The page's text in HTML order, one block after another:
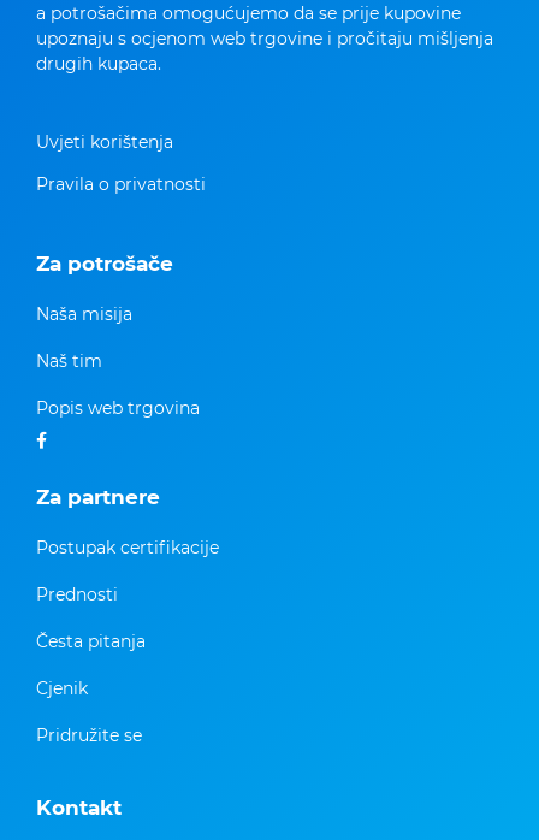
a potrošačima omogućujemo da se prije kupovine
upoznaju s ocjenom web trgovine i pročitaju mišljenja
drugih kupaca.
Uvjeti korištenja
Pravila o privatnosti
Za potrošače
Naša misija
Naš tim
Popis web trgovina
Za partnere
Postupak certifikacije
Prednosti
Česta pitanja
Cjenik
Pridružite se
Kontakt